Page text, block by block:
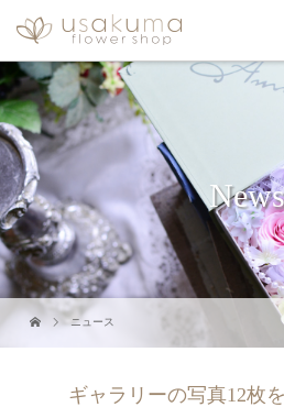
News
ニュース
ギャラリーの写真12枚